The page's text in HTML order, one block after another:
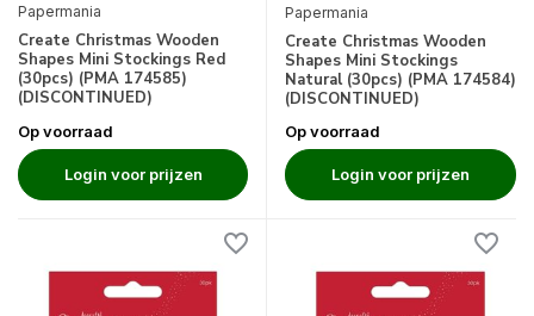
Papermania
Create Christmas Wooden
Shapes Mini Stockings Red
(30pcs) (PMA 174585)
(DISCONTINUED)
Op voorraad
Login voor prijzen
Papermania
Create Christmas Wooden
Shapes Mini Stockings
Natural (30pcs) (PMA 174584)
(DISCONTINUED)
Op voorraad
Login voor prijzen